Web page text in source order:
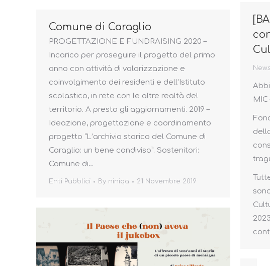
Comune di Caraglio
PROGETTAZIONE E FUNDRAISING 2020 –
Incarico per proseguire il progetto del primo
anno con attività di valorizzazione e
coinvolgimento dei residenti e dell’Istituto
scolastico, in rete con le altre realtà del
territorio. A presto gli aggiornamenti. 2019 –
Ideazione, progettazione e coordinamento
progetto “L’archivio storico del Comune di
Caraglio: un bene condiviso”. Sostenitori:
Comune di…
Enti Pubblici By niniqa 21 Novembre 2019
News